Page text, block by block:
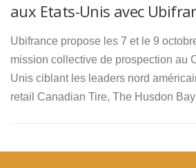
aux Etats-Unis avec
Ubifrance propose les 7 et le 9
mission collective de prospection au
Unis ciblant les leaders nord
retail Canadian Tire, The Husdon